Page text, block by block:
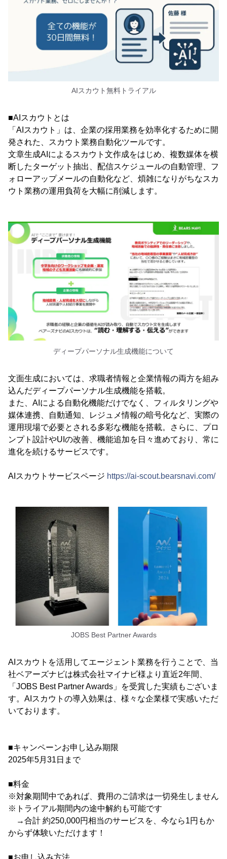
AIスカウト無料トライアル
■AIスカウトとは
「AIスカウト」は、企業の採用業務を効率化するために開
発された、スカウト業務自動化ツールです。
文章生成AIによるスカウト文作成をはじめ、複数媒体を横
断したターゲット抽出、配信スケジュールの自動管理、フ
ォローアップメールの自動化など、煩雑になりがちなスカ
ウト業務の運用負荷を大幅に削減します。
ディープパーソナル生成機能について
文面生成においては、求職者情報と企業情報の両方を組み
込んだディープパーソナル生成機能を搭載。
また、AIによる自動化機能だけでなく、フィルタリングや
媒体連携、自動通知、レジュメ情報の暗号化など、実際の
運用現場で必要とされる多彩な機能を搭載。さらに、プロ
ンプト設計やUIの改善、機能追加を日々進めており、常に
進化を続けるサービスです。
AIスカウトサービスページ https://ai-scout.bearsnavi.com/
JOBS Best Partner Awards
AIスカウトを活用してエージェント業務を行うことで、当
社ベアーズナビは株式会社マイナビ様より直近2年間、
「JOBS Best Partner Awards」を受賞した実績もございま
す。AIスカウトの導入効果は、様々な企業様で実感いただ
いております。
■キャンペーンお申し込み期限
2025年5月31日まで
■料金
※対象期間中であれば、費用のご請求は一切発生しません
※トライアル期間内の途中解約も可能です
→合計 約250,000円相当のサービスを、今なら1円もか
からず体験いただけます！